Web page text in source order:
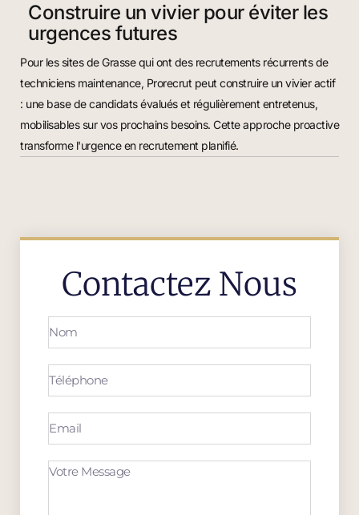
Construire un vivier pour éviter les
urgences futures
Pour les sites de Grasse qui ont des recrutements récurrents de
techniciens maintenance, Prorecrut peut construire un vivier actif
: une base de candidats évalués et régulièrement entretenus,
mobilisables sur vos prochains besoins. Cette approche proactive
transforme l'urgence en recrutement planifié.
Contactez Nous